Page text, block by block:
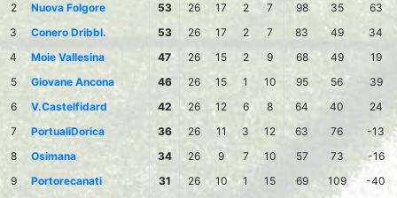
2
Nuova Folgore 53 26 17 2 7 98 35
63
3
Conero Dribbl. 53 26 17 2 7 83 49
34
4
Moie Vallesina 47 26 15 2 9 68 49
19
5
Giovane Ancona 46 26 15 1 10 95 56
39
6
V.Castelfidard 42 26 12 6 8 64 40
24
7
PortualiDorica 36 26 11 3 12 63 76
-13
8
Osimana 34 26 9 7 10 57 73
-16
9
Portorecanati 31 26 10 1 15 69 109 -40